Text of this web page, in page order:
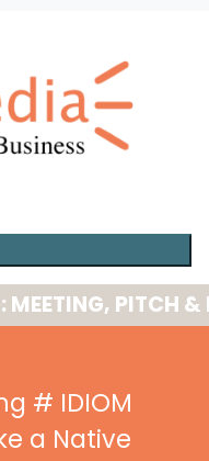
PITCH &
# IDIOM
a Native